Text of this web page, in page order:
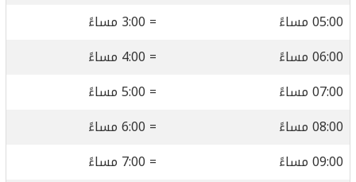
05:00 مساءً
= 3:00 مساءً
06:00 مساءً
= 4:00 مساءً
07:00 مساءً
= 5:00 مساءً
08:00 مساءً
= 6:00 مساءً
09:00 مساءً
= 7:00 مساءً